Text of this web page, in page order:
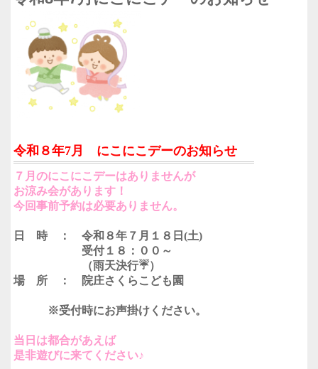
令和８年7月 にこにこデーのお知らせ
７月のにこにこデーはありませんが
お涼み会があります！
今回事前予約は必要ありません。
日 時 ： 令和８年７月１８日(土)
受付１８：００～
（雨天決行☔）
場 所 ： 院庄さくらこども園
※受付時にお声掛けください。
当日は都合があえば
是非遊びに来てください♪